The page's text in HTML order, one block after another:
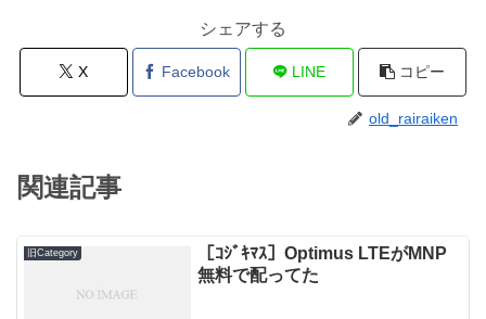
シェアする
X Facebook LINE コピー
old_rairaiken
関連記事
旧Category
［ｺｼﾞｷﾏｽ］Optimus LTEがMNP
無料で配ってた